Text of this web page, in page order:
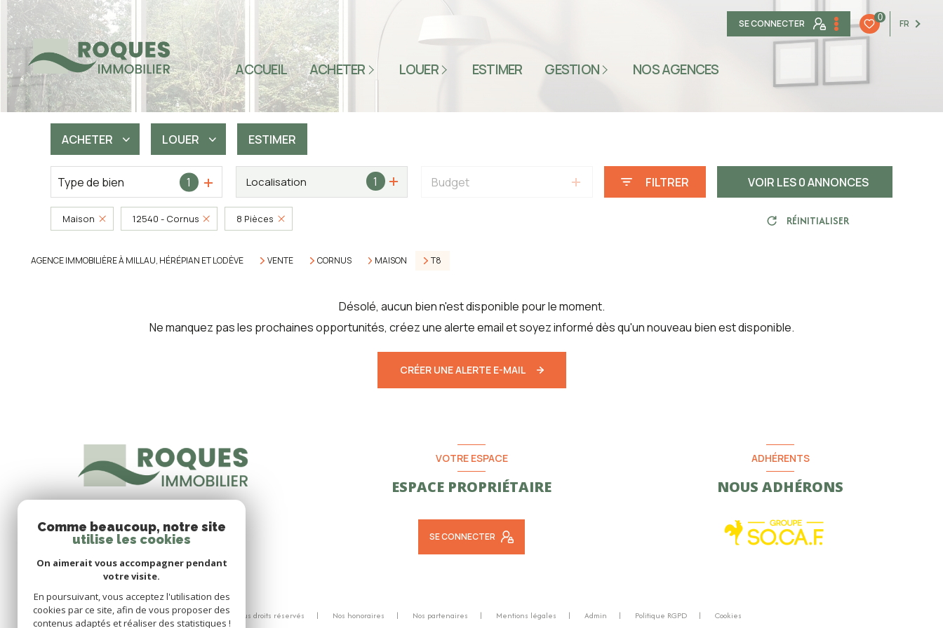
SE CONNECTER
0
FR
ACCUEIL ACHETER
TOUS LES PRODUITS
SECTEUR MILLAU
SECTEUR LODÈVE
SECTEUR HÉRÉPIAN
LOUER
SECTEUR LODÈVE ESTIMER GESTION
ESPACE CLIENT NOS AGENCES
ACHETER
De l'ancien
De l'immo pro
LOUER
à l'année
ESTIMER
Type de bien 1 1
Localisation Budget FILTRER VOIR LES0ANNONCES
Maison 12540 - Cornus 8 Pièces RÉINITIALISER
AGENCE IMMOBILIÈRE À MILLAU, HÉRÉPIAN ET LODÈVE VENTE CORNUS MAISON T8
Désolé, aucun bien n'est disponible pour le moment.
Ne manquez pas les prochaines opportunités, créez une alerte email et soyez informé dès qu'un nouveau bien est disponible.
CRÉER UNE ALERTE E-MAIL
VOTRE ESPACE
ESPACE PROPRIÉTAIRE
SE CONNECTER
ADHÉRENTS
NOUS ADHÉRONS
© 2026 | Tous droits réservés Nos honoraires Nos partenaires Mentions légales Admin Politique RGPD Cookies
Comme beaucoup, notre site
utilise les cookies
On aimerait vous accompagner pendant
votre visite.
En poursuivant, vous acceptez l'utilisation des
cookies par ce site, afin de vous proposer des
contenus adaptés et réaliser des statistiques !